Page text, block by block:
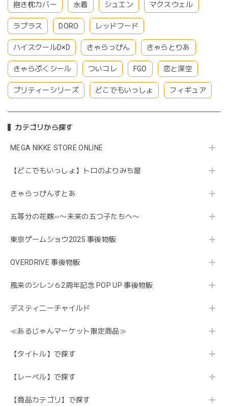
抱き枕カバー 水着 シュエン マクスウェル
ラプラス DORO レッドフード
ハイスクールD×D きゃらっぴん きゃらとりあ
きゃらぷくシール ついコレ FGO 恋と深空
プリティーシリーズ どこでもいっしょ フィギュア
カテゴリから探す
MEGA NIKKE STORE ONLINE
【どこでもいっしょ】トロのよりみち屋
きゃらっぴんすとあ
五等分の花嫁∽〜未来の五つ子たちへ〜
東京ゲームショウ2025 事後物販
OVERDRIVE 事後物販
風来のシレン６2周年記念 POP UP 事後物販
デスティニーチャイルド
≪あるじゃんマーケット限定商品≫
【タイトル】で探す
【レーベル】で探す
【商品カテゴリ】で探す